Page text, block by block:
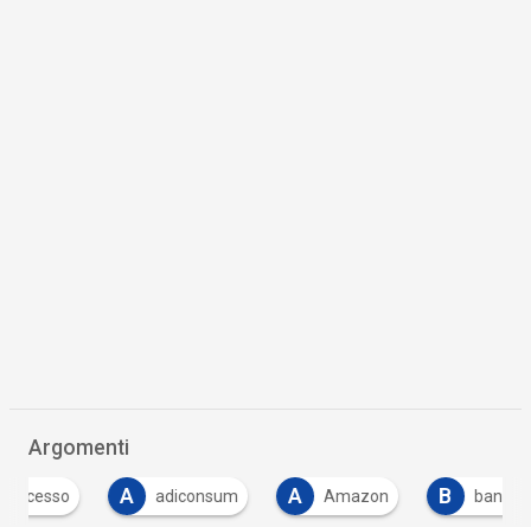
Argomenti
A adiconsum A Amazon B banche B